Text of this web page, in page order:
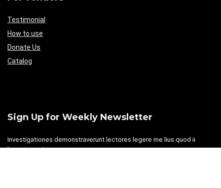
Testimonial
How to use
Donate Us
Catalog
Sign Up for Weekly Newsletter
Investigationes demonstraverunt lectores legere me lius quod ii
legunt saepius.